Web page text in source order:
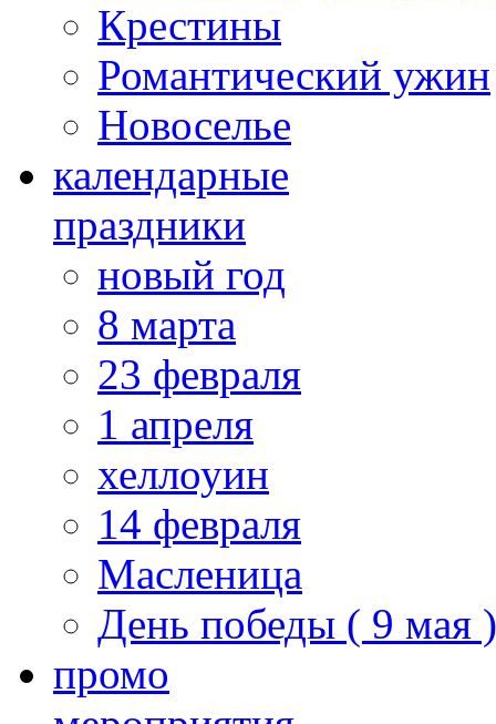
Крестины
Романтический ужин
Новоселье
календарные
праздники
новый год
8 марта
23 февраля
1 апреля
хеллоуин
14 февраля
Масленица
День победы ( 9 мая )
промо